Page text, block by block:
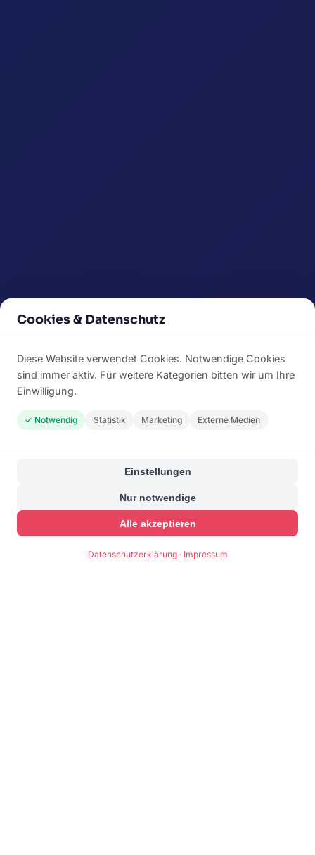
Cookies & Datenschutz
Diese Website verwendet Cookies. Notwendige Cookies
sind immer aktiv. Für weitere Kategorien bitten wir um Ihre
Einwilligung.
✓ Notwendig Statistik Marketing Externe Medien
Einstellungen
Nur notwendige
Alle akzeptieren
Datenschutzerklärung· Impressum